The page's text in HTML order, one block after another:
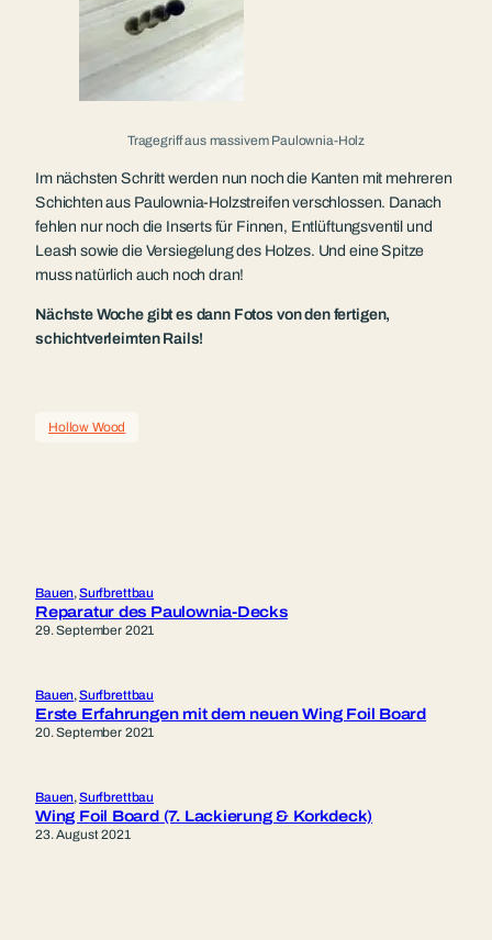
Tragegriff aus massivem Paulownia-Holz
Im nächsten Schritt werden nun noch die Kanten mit mehreren
Schichten aus Paulownia-Holzstreifen verschlossen. Danach
fehlen nur noch die Inserts für Finnen, Entlüftungsventil und
Leash sowie die Versiegelung des Holzes. Und eine Spitze
muss natürlich auch noch dran!
Nächste Woche gibt es dann Fotos von den fertigen,
schichtverleimten Rails!
Hollow Wood
Bauen, Surfbrettbau
Reparatur des Paulownia-Decks
29. September 2021
Bauen, Surfbrettbau
Erste Erfahrungen mit dem neuen Wing Foil Board
20. September 2021
Bauen, Surfbrettbau
Wing Foil Board (7. Lackierung & Korkdeck)
23. August 2021